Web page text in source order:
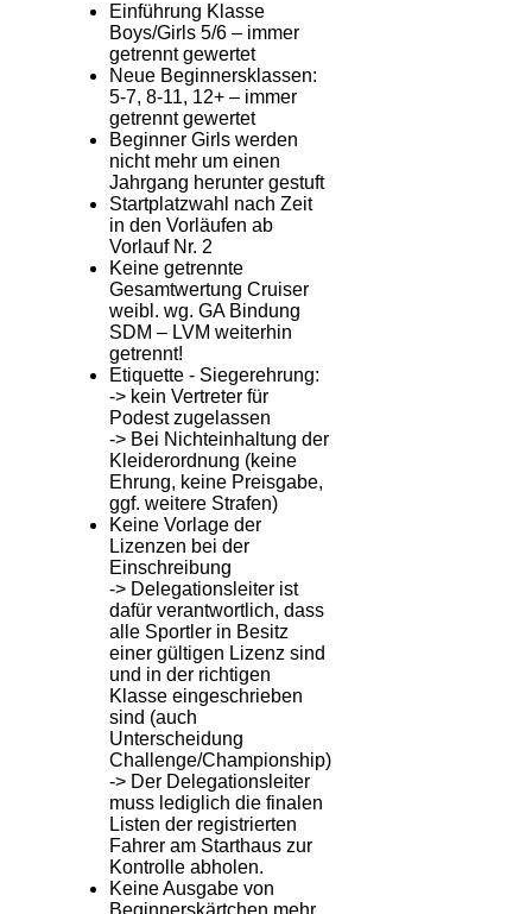
Einführung Klasse
Boys/Girls 5/6 – immer
getrennt gewertet
Neue Beginnersklassen:
5-7, 8-11, 12+ – immer
getrennt gewertet
Beginner Girls werden
nicht mehr um einen
Jahrgang herunter gestuft
Startplatzwahl nach Zeit
in den Vorläufen ab
Vorlauf Nr. 2
Keine getrennte
Gesamtwertung Cruiser
weibl. wg. GA Bindung
SDM – LVM weiterhin
getrennt!
Etiquette - Siegerehrung:
-> kein Vertreter für
Podest zugelassen
-> Bei Nichteinhaltung der
Kleiderordnung (keine
Ehrung, keine Preisgabe,
ggf. weitere Strafen)
Keine Vorlage der
Lizenzen bei der
Einschreibung
-> Delegationsleiter ist
dafür verantwortlich, dass
alle Sportler in Besitz
einer gültigen Lizenz sind
und in der richtigen
Klasse eingeschrieben
sind (auch
Unterscheidung
Challenge/Championship)
-> Der Delegationsleiter
muss lediglich die finalen
Listen der registrierten
Fahrer am Starthaus zur
Kontrolle abholen.
Keine Ausgabe von